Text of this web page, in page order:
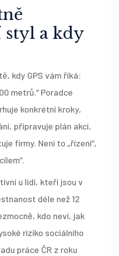
a kdy
kdy GPS vám říká:
metrů.“ Poradce
konkrétní kroky,
připravuje plán akcí,
firmy. Není to „řízení“,
u lidí, kteří jsou v
déle než 12
kdo neví, jak
riziko sociálního
práce ČR z roku